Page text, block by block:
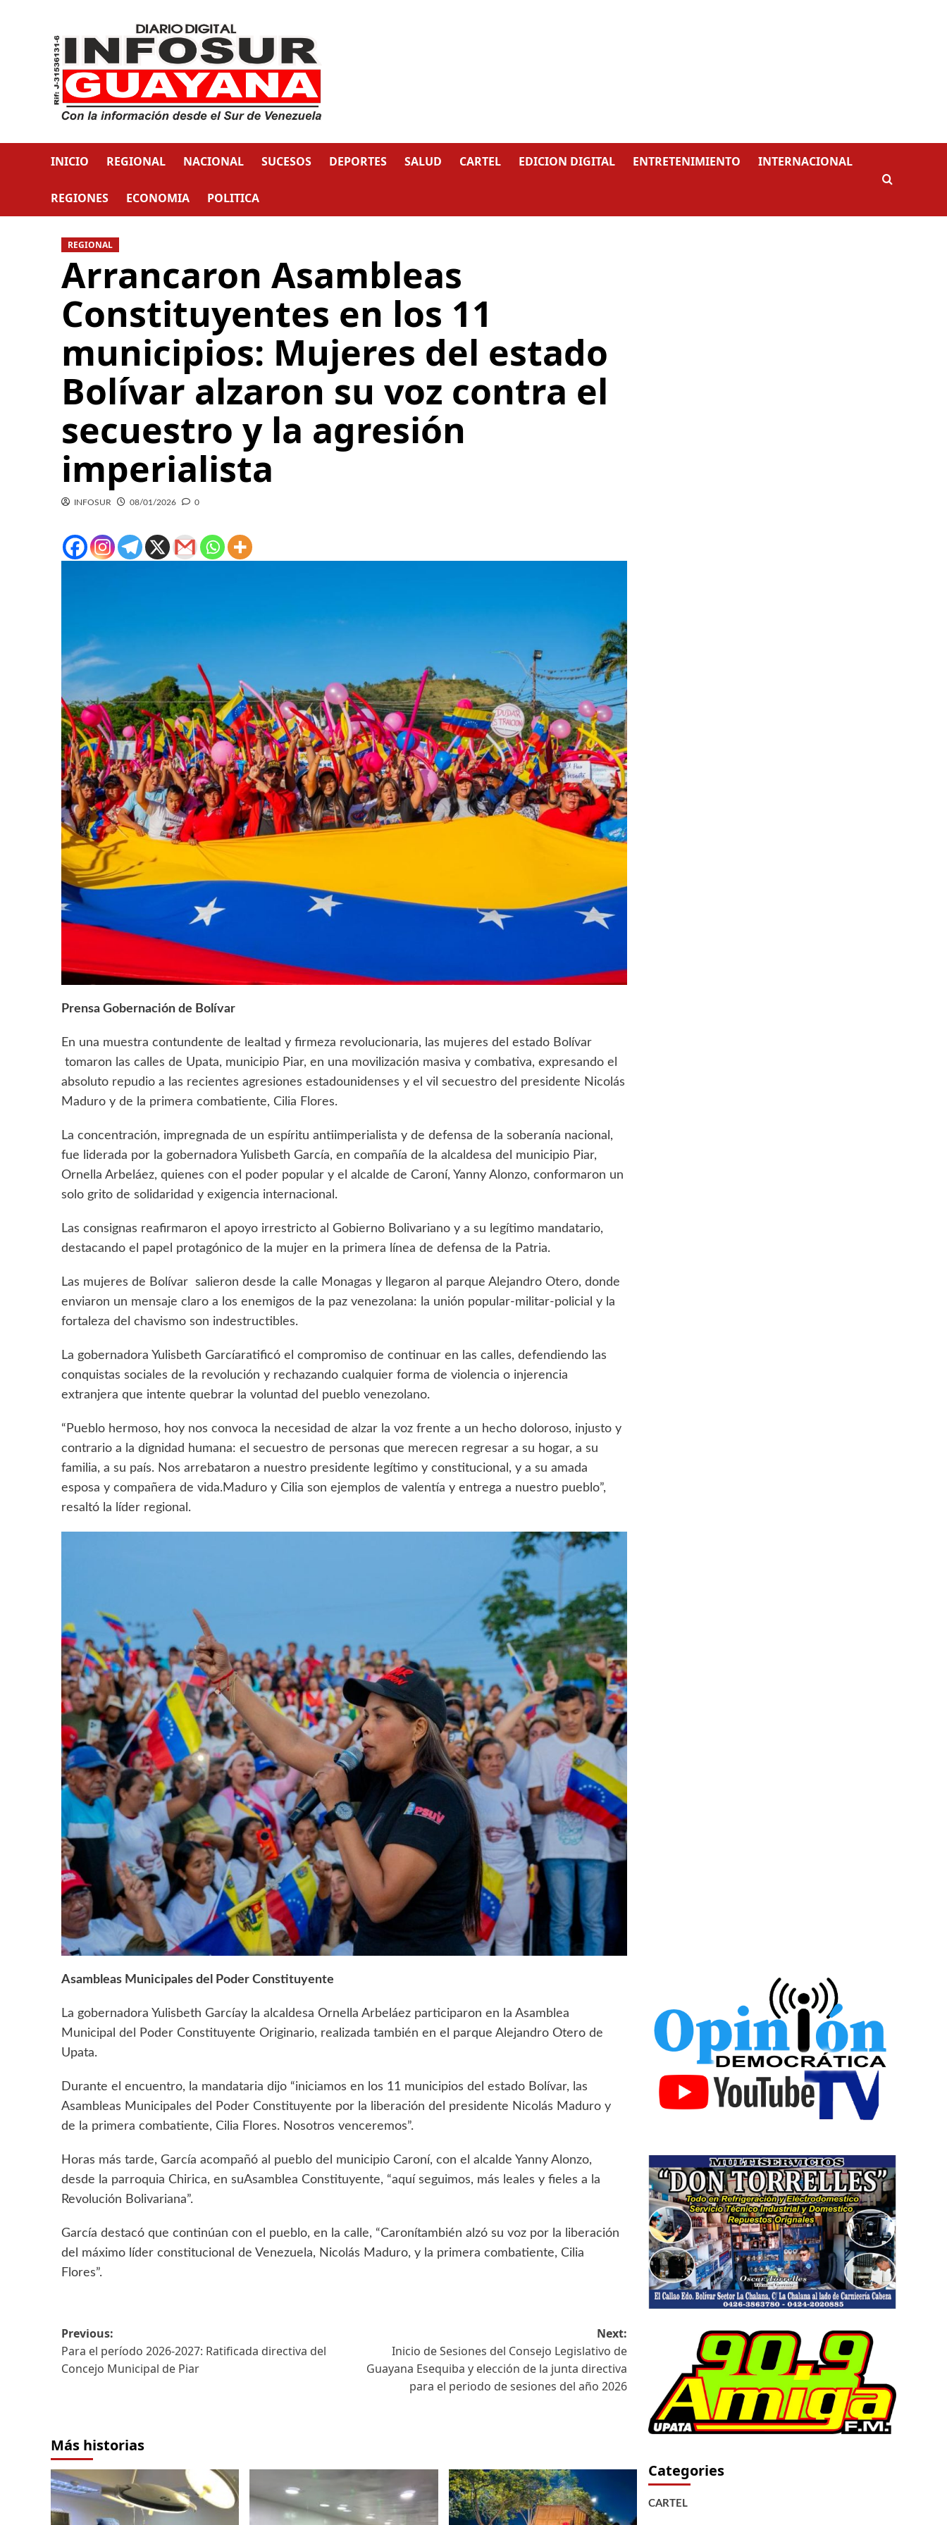
INICIO REGIONAL NACIONAL SUCESOS DEPORTES SALUD CARTEL EDICION DIGITAL ENTRETENIMIENTO INTERNACIONAL
REGIONES ECONOMIA POLITICA
REGIONAL
Arrancaron Asambleas
Constituyentes en los 11
municipios: Mujeres del estado
Bolívar alzaron su voz contra el
secuestro y la agresión
imperialista
INFOSUR 08/01/2026 0
Prensa Gobernación de Bolívar
En una muestra contundente de lealtad y firmeza revolucionaria, las mujeres del estado Bolívar
tomaron las calles de Upata, municipio Piar, en una movilización masiva y combativa, expresando el
absoluto repudio a las recientes agresiones estadounidenses y el vil secuestro del presidente Nicolás
Maduro y de la primera combatiente, Cilia Flores.
‎La concentración, impregnada de un espíritu antiimperialista y de defensa de la soberanía nacional,
fue liderada por la gobernadora Yulisbeth García, en compañía de la alcaldesa del municipio Piar,
Ornella Arbeláez, quienes con el poder popular y el alcalde de Caroní, Yanny Alonzo, conformaron un
solo grito de solidaridad y exigencia internacional.
Las consignas reafirmaron el apoyo irrestricto al Gobierno Bolivariano y a su legítimo mandatario,
destacando el papel protagónico de la mujer en la primera línea de defensa de la Patria.
‎Las mujeres de Bolívar salieron desde la calle Monagas y llegaron al parque Alejandro Otero, donde
enviaron un mensaje claro a los enemigos de la paz venezolana: la unión popular-militar-policial y la
fortaleza del chavismo son indestructibles.
La gobernadora Yulisbeth Garcíaratificó el compromiso de continuar en las calles, defendiendo las
conquistas sociales de la revolución y rechazando cualquier forma de violencia o injerencia
extranjera que intente quebrar la voluntad del pueblo venezolano.
‎“Pueblo hermoso, hoy nos convoca la necesidad de alzar la voz frente a un hecho doloroso, injusto y
contrario a la dignidad humana: el secuestro de personas que merecen regresar a su hogar, a su
familia, a su país. Nos arrebataron a nuestro presidente legítimo y constitucional, y a su amada
esposa y compañera de vida.Maduro y Cilia son ejemplos de valentía y entrega a nuestro pueblo”,
resaltó la líder regional.
Asambleas Municipales del Poder Constituyente
‎La gobernadora Yulisbeth Garcíay la alcaldesa Ornella Arbeláez participaron en la Asamblea
Municipal del Poder Constituyente Originario, realizada también en el parque Alejandro Otero de
Upata.
‎Durante el encuentro, la mandataria dijo “iniciamos en los 11 municipios del estado Bolívar, las
Asambleas Municipales del Poder Constituyente por la liberación del presidente Nicolás Maduro y
de la primera combatiente, Cilia Flores. Nosotros venceremos”.
‎Horas más tarde, García acompañó al pueblo del municipio Caroní, con el alcalde Yanny Alonzo,
desde la parroquia Chirica, en suAsamblea Constituyente, “aquí seguimos, más leales y fieles a la
Revolución Bolivariana”.
‎García destacó que continúan con el pueblo, en la calle, “Caronítambién alzó su voz por la liberación
del máximo líder constitucional de Venezuela, Nicolás Maduro, y la primera combatiente, Cilia
Flores”.
Previous:
Para el período 2026-2027: Ratificada directiva del
Concejo Municipal de Piar
Next:
Inicio de Sesiones del Consejo Legislativo de
Guayana Esequiba y elección de la junta directiva
para el periodo de sesiones del año 2026
Más historias
Categories
CARTEL